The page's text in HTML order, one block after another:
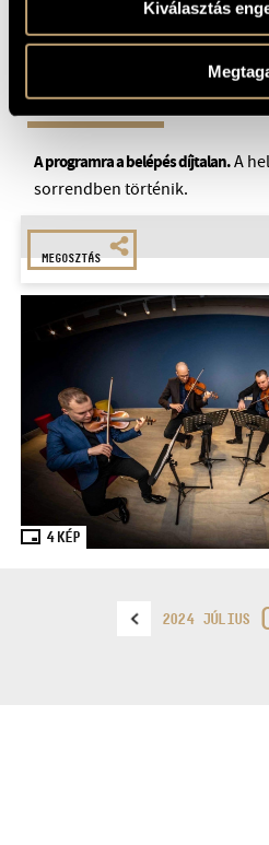
Kiválasztás
A programra a belépés díjtalan.A
sorrendben történik.
MEGOSZTÁS
4 KÉP
2024 JÚLIUS